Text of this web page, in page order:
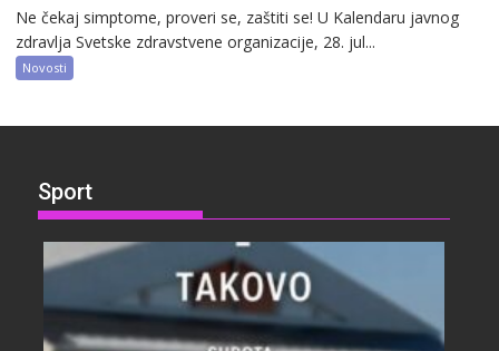
Ne čekaj simptome, proveri se, zaštiti se! U Kalendaru javnog
zdravlja Svetske zdravstvene organizacije, 28. jul...
Novosti
Sport